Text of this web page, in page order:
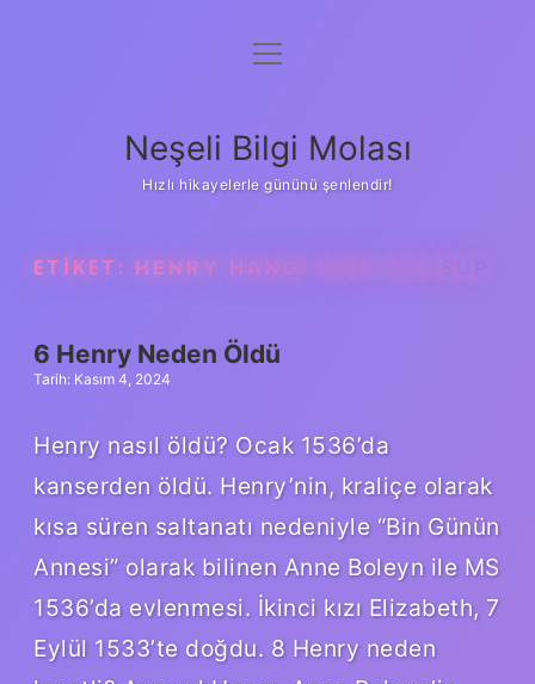
Anasayfa
Yasal Uyarı
menüyü
Neşeli Bilgi Molası
Hızlı hikayelerle gününü şenlendir!
ETIKET: HENRY HANGI DINE MENSUP
6 Henry Neden Öldü
Tarih: Kasım 4, 2024
Henry nasıl öldü? Ocak 1536’da
kanserden öldü. Henry’nin, kraliçe olarak
kısa süren saltanatı nedeniyle “Bin Günün
Annesi” olarak bilinen Anne Boleyn ile MS
1536’da evlenmesi. İkinci kızı Elizabeth, 7
Eylül 1533’te doğdu. 8 Henry neden